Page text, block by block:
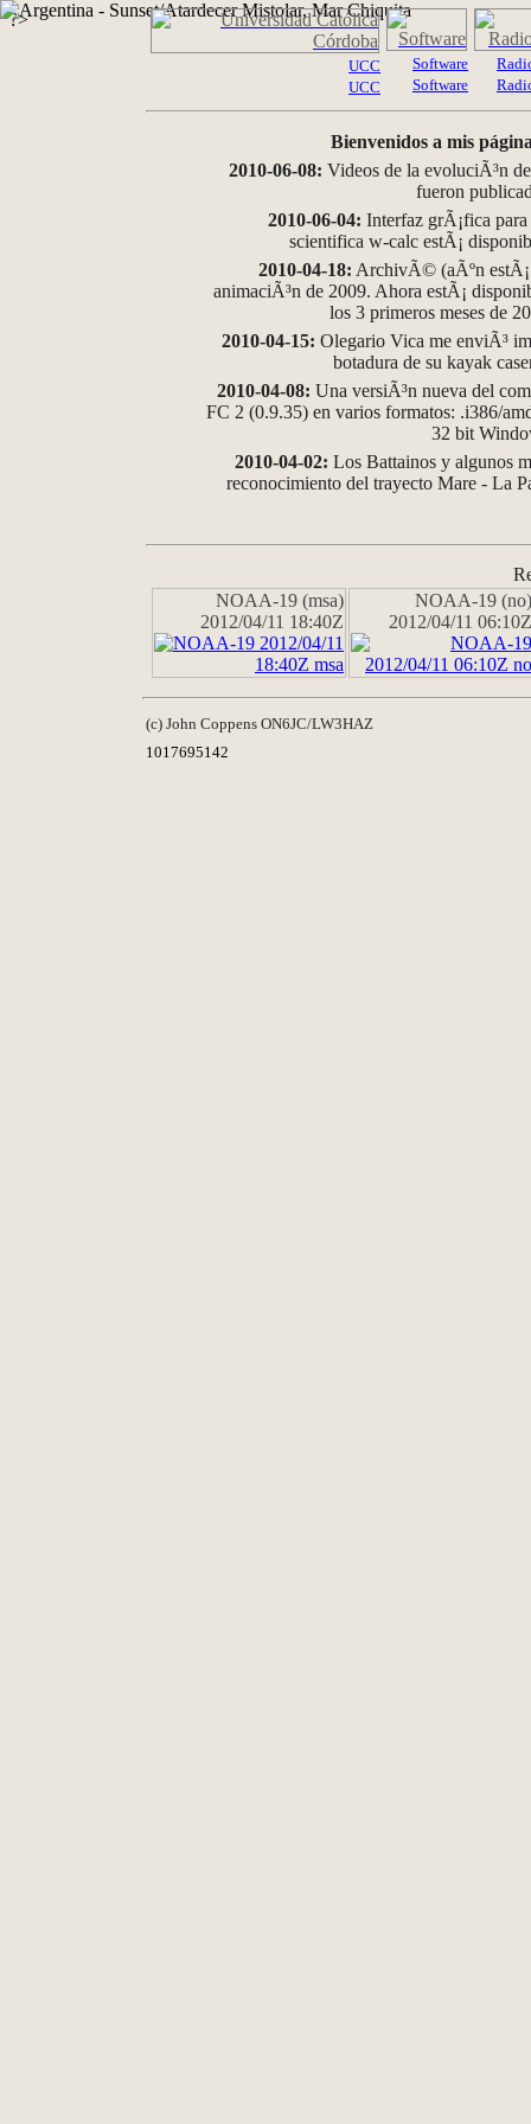
?>
UCC
UCC
Software
Software
Bienvenidos a mis
2010-06-08: Videos de la evoluciÃ³n
fueron
2010-06-04: Interfaz grÃ¡fica
scientifica w-calc estÃ¡
2010-04-18: ArchivÃ© (aÃºn
animaciÃ³n de 2009. Ahora estÃ¡
los 3 primeros meses de
2010-04-15: Olegario Vica me enviÃ³
botadura de su kayak
2010-04-08: Una versiÃ³n nueva del
FC 2 (0.9.35) en varios formatos: .i386/
32 bit
2010-04-02: Los Battainos y algunos
reconocimiento del trayecto Mare - La
NOAA-19 (msa)
2012/04/11 18:40Z
NOAA-19 (no)
2012/04/11 06:10Z
(c) John Coppens ON6JC/LW3HAZ
1017695142